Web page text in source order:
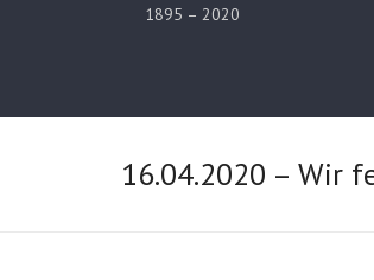
1895 – 2020
16.04.2020 – Wir